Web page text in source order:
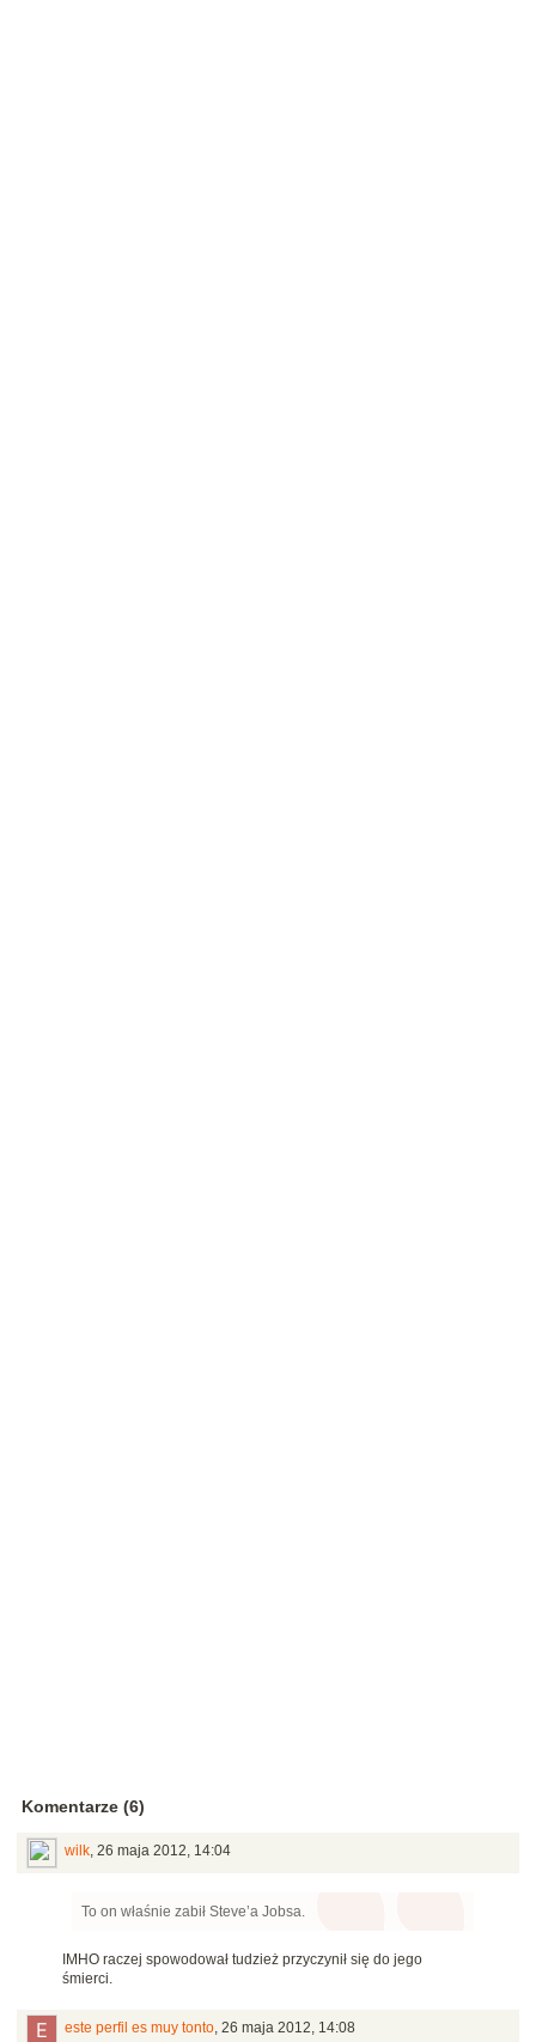
Komentarze (6)
wilk 26 maja 2012, 14:04
To on właśnie zabił Steve’a Jobsa.
IMHO raczej spowodował tudzież przyczynił się do jego
śmierci.
este perfil es muy tonto 26 maja 2012, 14:08